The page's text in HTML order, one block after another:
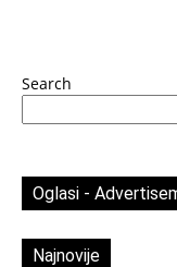
Search
Oglasi -
Najnovije